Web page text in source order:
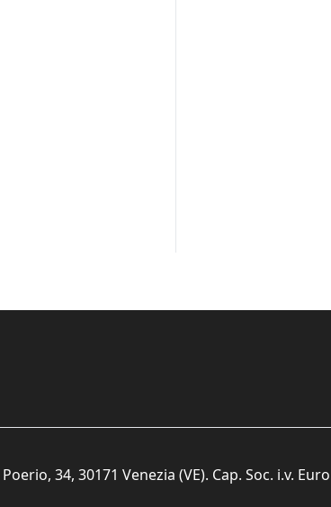
34, 30171 Venezia (VE). Cap. Soc. i.v. Euro